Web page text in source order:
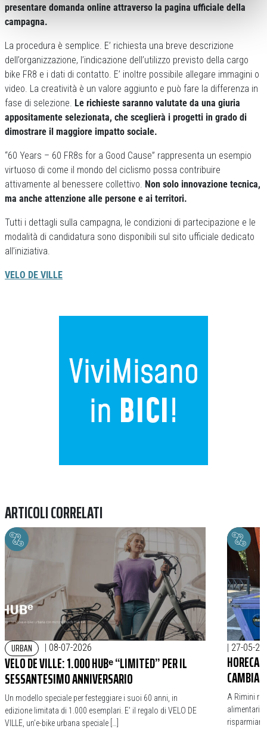
presentare domanda online attraverso la pagina ufficiale della
campagna.
La procedura è semplice. E’ richiesta una breve descrizione
dell’organizzazione, l’indicazione dell’utilizzo previsto della cargo
bike FR8 e i dati di contatto. E’ inoltre possibile allegare immagini o
video. La creatività è un valore aggiunto e può fare la differenza in
fase di selezione. Le richieste saranno valutate da una giuria
appositamente selezionata, che sceglierà i progetti in grado di
dimostrare il maggiore impatto sociale.
“60 Years – 60 FR8s for a Good Cause” rappresenta un esempio
virtuoso di come il mondo del ciclismo possa contribuire
attivamente al benessere collettivo. Non solo innovazione tecnica,
ma anche attenzione alle persone e ai territori.
Tutti i dettagli sulla campagna, le condizioni di partecipazione e le
modalità di candidatura sono disponibili sul sito ufficiale dedicato
all’iniziativa.
VELO DE VILLE
ARTICOLI CORRELATI
URBAN | 08-07-2026
VELO DE VILLE: 1.000 HUBᵉ “LIMITED” PER IL
SESSANTESIMO ANNIVERSARIO
Un modello speciale per festeggiare i suoi 60 anni, in
edizione limitata di 1.000 esemplari. E’ il regalo di VELO DE
VILLE, un’e-bike urbana speciale […]
| 27-05-
HORECA
A Rimini
alimentari
risparmiare